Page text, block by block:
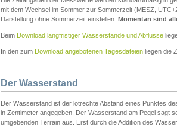
mit dem Wechsel im Sommer zur Sommerzeit (MESZ,
Darstellung ohne Sommerzeit einstellen. Momentan sind
Beim Download langfristiger Wasserstände und Abflüsse
In den zum Download angebotenen Tagesdateien liegen die
Der Wasserstand
Der Wasserstand ist der lotrechte Abstand eines Punktes
in Zentimeter angegeben. Der Wasserstand am Pegel sagt
umgebenden Terrain aus. Erst durch die Addition des